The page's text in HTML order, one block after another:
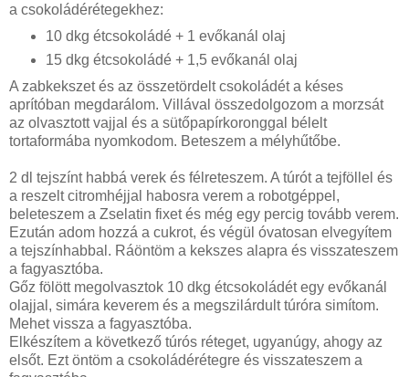
a csokoládérétegekhez:
10 dkg étcsokoládé + 1 evőkanál olaj
15 dkg étcsokoládé + 1,5 evőkanál olaj
A zabkekszet és az összetördelt csokoládét a késes
aprítóban megdarálom. Villával összedolgozom a morzsát
az olvasztott vajjal és a sütőpapírkoronggal bélelt
tortaformába nyomkodom. Beteszem a mélyhűtőbe.
2 dl tejszínt habbá verek és félreteszem. A túrót a tejföllel és
a reszelt citromhéjjal habosra verem a robotgéppel,
beleteszem a Zselatin fixet és még egy percig tovább verem.
Ezután adom hozzá a cukrot, és végül óvatosan elvegyítem
a tejszínhabbal. Ráöntöm a kekszes alapra és visszateszem
a fagyasztóba.
Gőz fölött megolvasztok 10 dkg étcsokoládét egy evőkanál
olajjal, simára keverem és a megszilárdult túróra simítom.
Mehet vissza a fagyasztóba.
Elkészítem a következő túrós réteget, ugyanúgy, ahogy az
elsőt. Ezt öntöm a csokoládérétegre és visszateszem a